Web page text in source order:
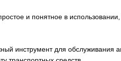
и понятное в
инструмент для обслуживания